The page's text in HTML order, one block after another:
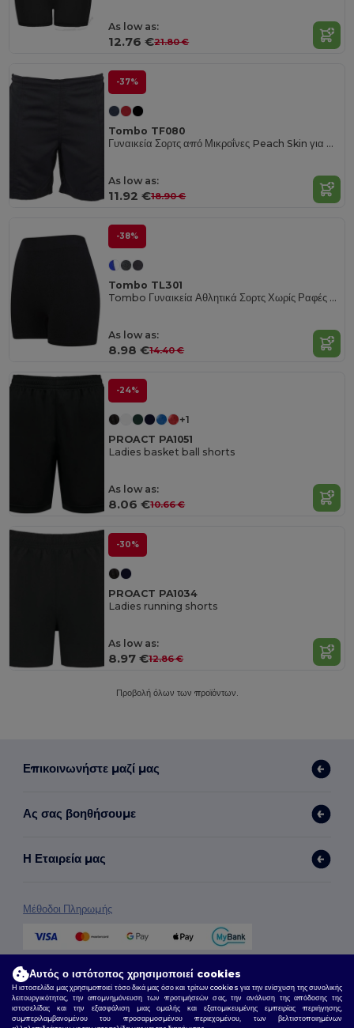
As low as:
12.76 €21.80 €
-37%
Tombo TF080
Γυναικεία Σορτς από Μικροΐνες Peach Skin για Καθημερινή Χρήση
As low as:
11.92 €18.90 €
-38%
Tombo TL301
Tombo Γυναικεία Αθλητικά Σορτς Χωρίς Ραφές με Ελαστικότητα
As low as:
8.98 €14.40 €
-24%
+1
PROACT PA1051
Ladies basket ball shorts
As low as:
8.06 €10.66 €
-30%
PROACT PA1034
Ladies running shorts
As low as:
8.97 €12.86 €
Προβολή όλων των προϊόντων.
Επικοινωνήστε μαζί μας
Ας σας βοηθήσουμε
Η Εταιρεία μας
Μέθοδοι Πληρωμής
Μέθοδοι Αποστολής
Αυτός ο ιστότοπος χρησιμοποιεί cookies
Η ιστοσελίδα μας χρησιμοποιεί τόσο δικά μας όσο και τρίτων cookies για την ενίσχυση της συνολικής
λειτουργικότητας, την απομνημόνευση των προτιμήσεών σας, την ανάλυση της απόδοσης της
ιστοσελίδας και την εξασφάλιση μιας ομαλής και εξατομικευμένης εμπειρίας περιήγησης,
συμπεριλαμβανομένου του προσαρμοσμένου περιεχομένου, των βελτιστοποιημένων